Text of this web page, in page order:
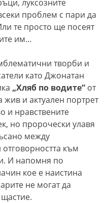
луксозните
проблем с пари да
те просто ще посеят
им…
творби и
като Джонатан
„Хляб по водите“ от
жив и актуален портрет
и нравствените
но пророчески улавя
между
към
И напомня по
кое е наистина
не могат да